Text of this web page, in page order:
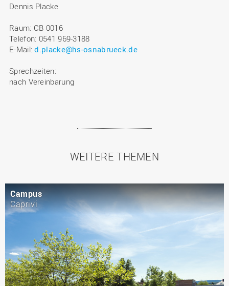
Dennis Placke
Raum: CB 0016
Telefon: 0541 969-3188
E-Mail:d.placke@hs-osnabrueck.de
Sprechzeiten:
nach Vereinbarung
WEITERE THEMEN
Campus
Caprivi